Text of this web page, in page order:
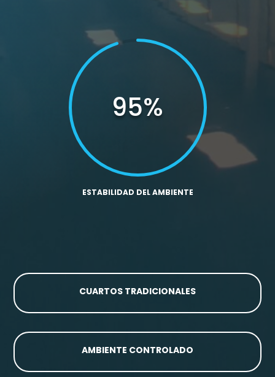
95%
ESTABILIDAD DEL AMBIENTE
CUARTOS TRADICIONALES
AMBIENTE CONTROLADO